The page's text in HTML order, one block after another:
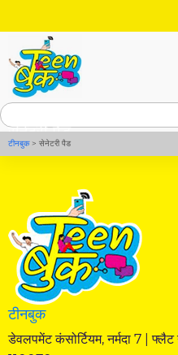
सेनेटरी पैड
टीनबुक>सेनेटरी पैड
टीनबुक
डेवलपमेंट कंसोर्टियम, नर्मदा 7 |